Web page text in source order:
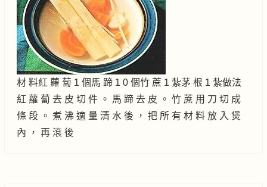
材 料紅 蘿 蔔 1 個馬 蹄 1 0 個竹 蔗 1 紮茅 根 1 紮做法
紅 蘿 蔔 去 皮 切 件 。 馬 蹄 去 皮 。 竹 蔗 用 刀 切 成
條 段 。 煮 沸 適 量 清 水 後 ， 把 所 有 材 料 放 入 煲
內 ， 再 滾 後